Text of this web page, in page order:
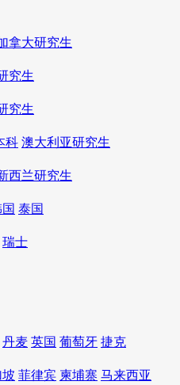
拿大研究生
究生
究生
科 澳大利亚研究生
西兰研究生
泰国
瑞士
丹麦 英国 葡萄牙 捷克
菲律宾 柬埔寨 马来西亚